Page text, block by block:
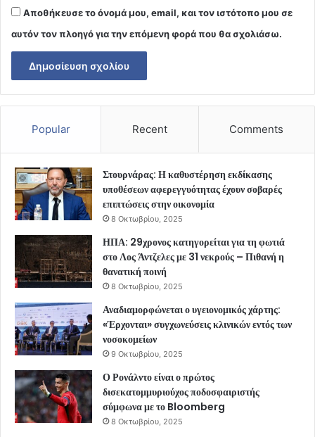
Αποθήκευσε το όνομά μου, email, και τον ιστότοπο μου σε
αυτόν τον πλοηγό για την επόμενη φορά που θα σχολιάσω.
Popular Recent Comments
Στουρνάρας: Η καθυστέρηση εκδίκασης
υποθέσεων αφερεγγυότητας έχουν σοβαρές
επιπτώσεις στην οικονομία
8 Οκτωβρίου, 2025
ΗΠΑ: 29χρονος κατηγορείται για τη φωτιά
στο Λος Άντζελες με 31 νεκρούς – Πιθανή η
θανατική ποινή
8 Οκτωβρίου, 2025
Αναδιαμορφώνεται ο υγειονομικός χάρτης:
«Έρχονται» συγχωνεύσεις κλινικών εντός των
νοσοκομείων
9 Οκτωβρίου, 2025
Ο Ρονάλντο είναι ο πρώτος
δισεκατομμυριούχος ποδοσφαιριστής
σύμφωνα με το Bloomberg
8 Οκτωβρίου, 2025